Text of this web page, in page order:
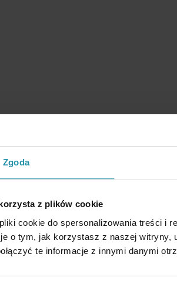
Zgoda
z plików cookie
cookie do spersonalizowania treści i
o tym, jak korzystasz z naszej witryny,
te informacje z innymi danymi